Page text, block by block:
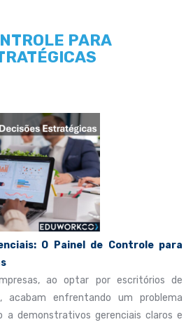
PARA
O Painel de Controle para
ao optar por escritórios de
acabam enfrentando um problema
a demonstrativos gerenciais claros e